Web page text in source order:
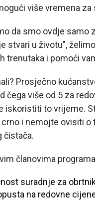
više vremena
da smo ovdje samo
stvari u životu",
trenutaka i pomoći
Prosječno
čega više od 5 za
iskoristiti to vrijeme.
i nemojte ovisiti
čistača.
članovima
suradnje za
na redovne